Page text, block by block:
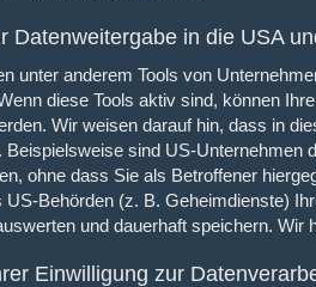
Datenweitergabe in die USA
unter anderem Tools von
diese Tools aktiv sind, können
Wir weisen darauf hin, dass in
Beispielsweise sind US-Unternehmen
ohne dass Sie als Betroffener
US-Behörden (z. B. Geheimdienste)
und dauerhaft speichern. Wir
Einwilligung zur